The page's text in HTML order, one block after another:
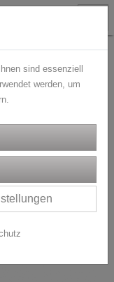
sind essenziell
werden, um